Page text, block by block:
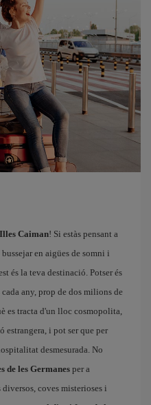
Caiman! Si estàs pensant a
en aigües de somni i
és la teva destinació. Potser és
any, prop de dos milions de
es tracta d'un lloc cosmopolita,
estrangera, i pot ser que per
desmesurada. No
de les Germanesper a
coves misterioses i